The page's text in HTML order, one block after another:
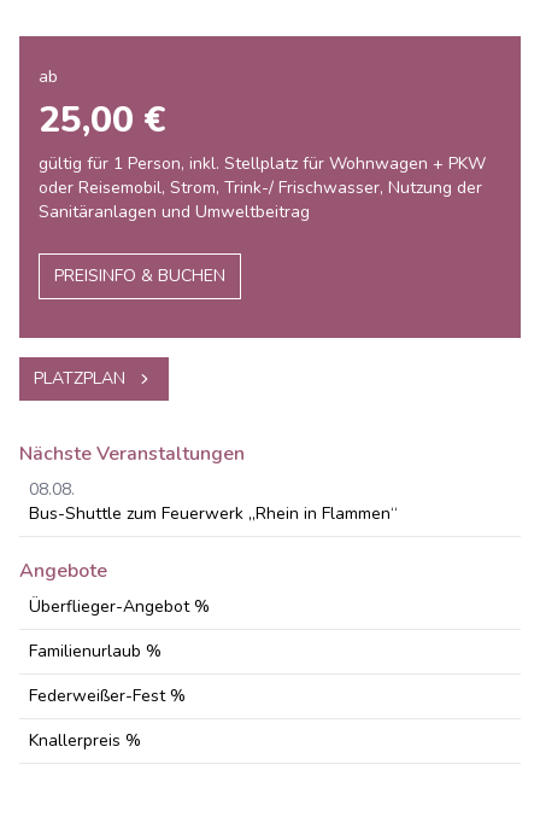
ab
25,00 €
gültig für 1 Person, inkl. Stellplatz für Wohnwagen + PKW
oder Reisemobil, Strom, Trink-/ Frischwasser, Nutzung der
Sanitäranlagen und Umweltbeitrag
PREISINFO & BUCHEN
PLATZPLAN
Nächste Veranstaltungen
08.08.
Bus-Shuttle zum Feuerwerk „Rhein in Flammen“
Angebote
Überflieger-Angebot %
Familienurlaub %
Federweißer-Fest %
Knallerpreis %